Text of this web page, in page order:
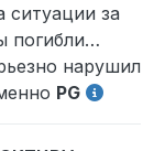
ситуации за
погибли…
нарушил
PG